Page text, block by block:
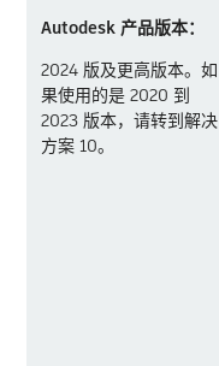
Autodesk 产品版本：
2024 版及更高版本。如
果使用的是 2020 到
2023 版本，请转到解决
方案 10。